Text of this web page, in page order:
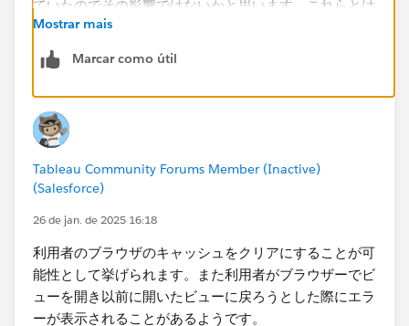
Mostrar mais
Marcar como útil
Tableau Community Forums Member (Inactive)
(Salesforce)
26 de jan. de 2025 16:18
利用者のブラウザのキャッシュをクリアにすることが可
能性として挙げられます。また利用者がブラウザーでビ
ューを開き以前に開いたビューに戻ろうとした際にエラ
ーが表示されることがあるようです。